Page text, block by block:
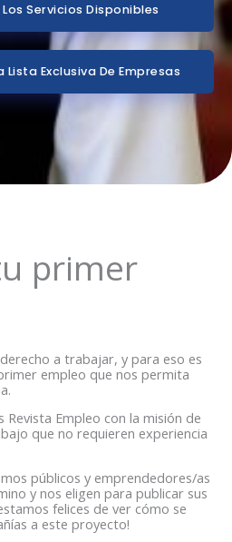
Servicios Disponibles
Lista Exclusiva De Empresas
primer
a trabajar, y para eso es
empleo que nos permita
Revista Empleo con la misión de
que no requieren experiencia
públicos y emprendedores/as
y nos eligen para publicar sus
felices de ver cómo se
a este proyecto!